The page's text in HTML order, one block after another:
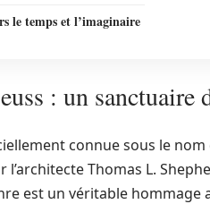
le temps et l’imaginaire
: un sanctuaire
connue sous le nom
Thomas L.
est un véritable hommage